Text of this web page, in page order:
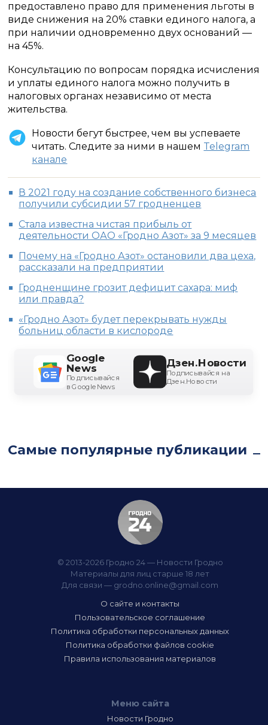
предоставлено право для применения льготы в
виде снижения на 20% ставки единого налога, а
при наличии одновременно двух оснований —
на 45%.
Консультацию по вопросам порядка исчисления
и уплаты единого налога можно получить в
налоговых органах независимо от места
жительства.
Новости бегут быстрее, чем вы успеваете
читать. Следите за ними в нашем Telegram
канале
В 2021 году на создание собственного бизнеса
получили субсидии 57 гродненцев
Стала известна чистая прибыль от
деятельности ОАО «Гродно Азот» за 9 месяцев
Почему на «Гродно Азот» остановили два цеха,
рассказали на предприятии
Гродненщине грозит дефицит сахара: миф
или правда?
«Гродно Азот» будет перекрывать нужды
больниц области в кислороде
Google
News
Подписывайся
в Google News
Дзен.Новости
Подписывайся на
Дзен.Новости
Самые популярные публикации
© 2013-2026 Гродно 24 — Новости Гродно
Материалы для лиц старше 18 лет
Для связи — grodno.online@gmail.com
О сайте и контакты
Пользовательское соглашение
Политика обработки персональных данных
Политика обработки файлов cookie
Правила использования материалов
Меню сайта
Новости Гродно